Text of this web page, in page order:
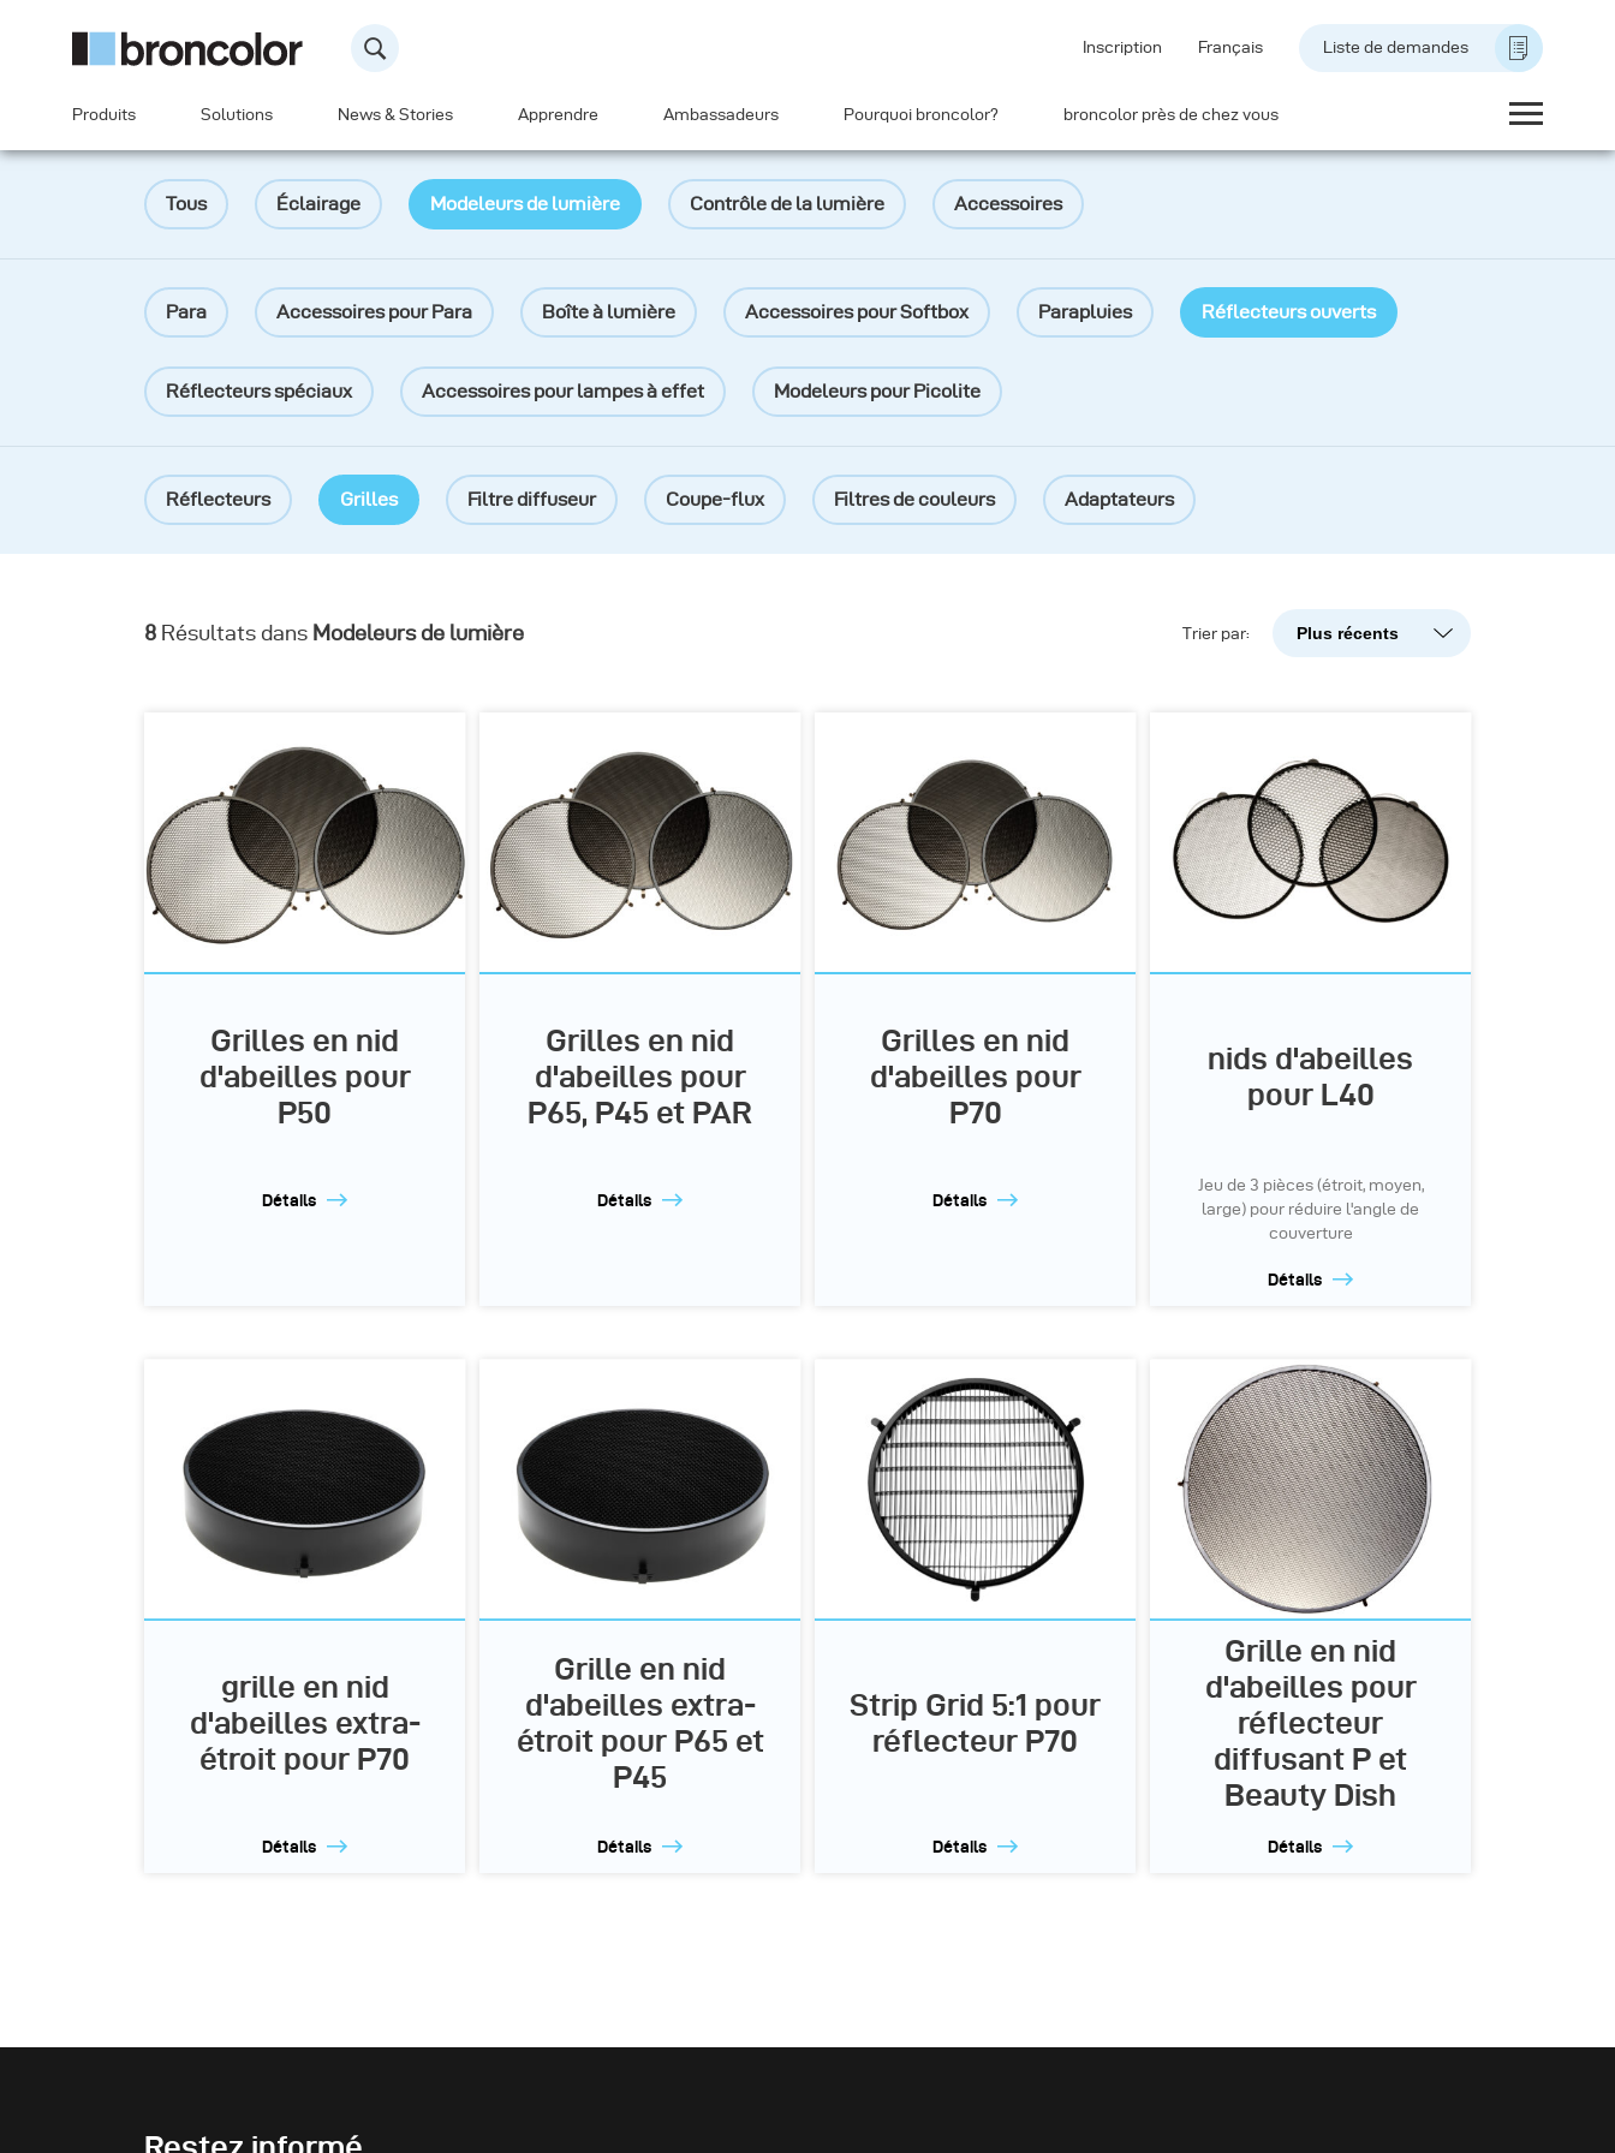
Inscription Français Liste de demandes
Produits Solutions News & Stories Apprendre Ambassadeurs Pourquoi broncolor? broncolor près de chez vous
Tous Éclairage Modeleurs de lumière Contrôle de la lumière Accessoires
Para Accessoires pour Para Boîte à lumière Accessoires pour Softbox Parapluies Réflecteurs ouverts
Réflecteurs Grilles Filtre diffuseur Coupe-flux Filtres de couleurs Adaptateurs
Réflecteurs spéciaux Accessoires pour lampes à effet Modeleurs pour Picolite
8 Résultats dans Modeleurs de lumière Trier par: Plus récents
Plus récents
Z-A
Grilles en nid
d'abeilles pour
P50
Détails
Grilles en nid
d'abeilles pour
P65, P45 et PAR
Détails
Grilles en nid
d'abeilles pour
P70
Détails
nids d'abeilles
pour L40
Jeu de 3 pièces (étroit, moyen,
large) pour réduire l'angle de
couverture
Détails
grille en nid
d'abeilles extra-
étroit pour P70
Détails
Grille en nid
d'abeilles extra-
étroit pour P65 et
P45
Détails
Strip Grid 5:1 pour
réflecteur P70
Détails
Grille en nid
d'abeilles pour
réflecteur
diffusant P et
Beauty Dish
Détails